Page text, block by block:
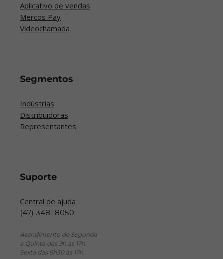
Aplicativo de vendas
Mercos Pay
Videochamada
Segmentos
Indústrias
Distribuidoras
Representantes
Suporte
Central de ajuda
(47) 3481.8050
Atendimento de Segunda
a Quinta das 9h às 17h.
Sexta das 9h30 às 17h.